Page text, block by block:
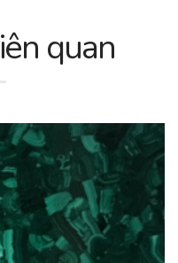
quan